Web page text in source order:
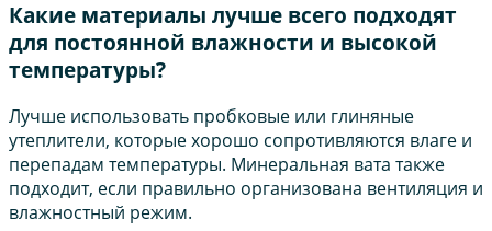
Какие материалы лучше всего подходят
для постоянной влажности и высокой
температуры?
Лучше использовать пробковые или глиняные
утеплители, которые хорошо сопротивляются влаге и
перепадам температуры. Минеральная вата также
подходит, если правильно организована вентиляция и
влажностный режим.